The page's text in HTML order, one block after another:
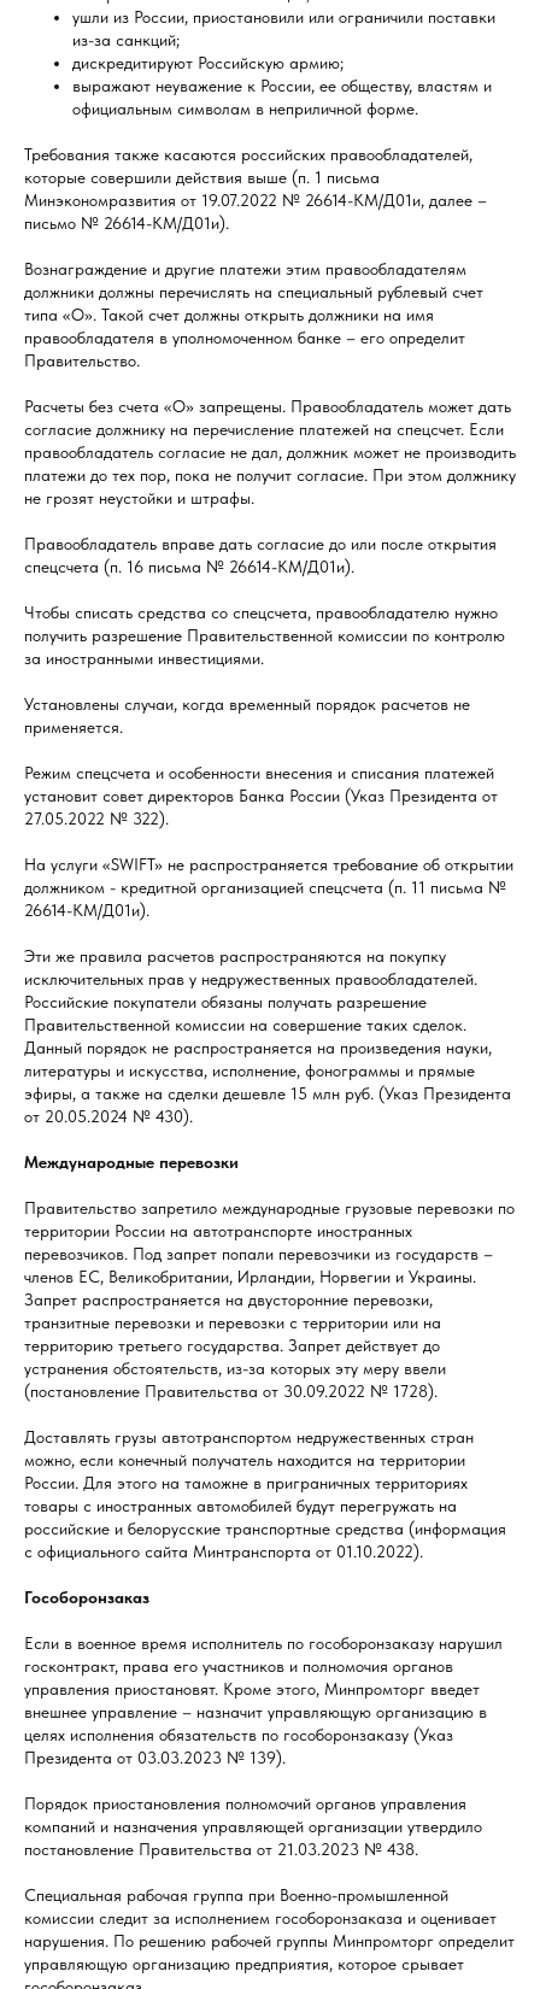
ушли из России, приостановили или ограничили поставки
из-за санкций;
дискредитируют Российскую армию;
выражают неуважение к России, ее обществу, властям и
официальным символам в неприличной форме.
Требования также касаются российских правообладателей,
которые совершили действия выше (п. 1 письма
Минэкономразвития от 19.07.2022 № 26614-КМ/Д01и, далее –
письмо № 26614-КМ/Д01и).
Вознаграждение и другие платежи этим правообладателям
должники должны перечислять на специальный рублевый счет
типа «О». Такой счет должны открыть должники на имя
правообладателя в уполномоченном банке – его определит
Правительство.
Расчеты без счета «О» запрещены. Правообладатель может дать
согласие должнику на перечисление платежей на спецсчет. Если
правообладатель согласие не дал, должник может не производить
платежи до тех пор, пока не получит согласие. При этом должнику
не грозят неустойки и штрафы.
Правообладатель вправе дать согласие до или после открытия
спецсчета (п. 16 письма № 26614-КМ/Д01и).
Чтобы списать средства со спецсчета, правообладателю нужно
получить разрешение Правительственной комиссии по контролю
за иностранными инвестициями.
Установлены случаи, когда временный порядок расчетов не
применяется.
Режим спецсчета и особенности внесения и списания платежей
установит совет директоров Банка России (Указ Президента от
27.05.2022 № 322).
На услуги «SWIFT» не распространяется требование об открытии
должником - кредитной организацией спецсчета (п. 11 письма №
26614-КМ/Д01и).
Эти же правила расчетов распространяются на покупку
исключительных прав у недружественных правообладателей.
Российские покупатели обязаны получать разрешение
Правительственной комиссии на совершение таких сделок.
Данный порядок не распространяется на произведения науки,
литературы и искусства, исполнение, фонограммы и прямые
эфиры, а также на сделки дешевле 15 млн руб. (Указ Президента
от 20.05.2024 № 430).
Международные перевозки
Правительство запретило международные грузовые перевозки по
территории России на автотранспорте иностранных
перевозчиков. Под запрет попали перевозчики из государств –
членов ЕС, Великобритании, Ирландии, Норвегии и Украины.
Запрет распространяется на двусторонние перевозки,
транзитные перевозки и перевозки с территории или на
территорию третьего государства. Запрет действует до
устранения обстоятельств, из-за которых эту меру ввели
(постановление Правительства от 30.09.2022 № 1728).
Доставлять грузы автотранспортом недружественных стран
можно, если конечный получатель находится на территории
России. Для этого на таможне в приграничных территориях
товары с иностранных автомобилей будут перегружать на
российские и белорусские транспортные средства (информация
с официального сайта Минтранспорта от 01.10.2022).
Гособоронзаказ
Если в военное время исполнитель по гособоронзаказу нарушил
госконтракт, права его участников и полномочия органов
управления приостановят. Кроме этого, Минпромторг введет
внешнее управление – назначит управляющую организацию в
целях исполнения обязательств по гособоронзаказу (Указ
Президента от 03.03.2023 № 139).
Порядок приостановления полномочий органов управления
компаний и назначения управляющей организации утвердило
постановление Правительства от 21.03.2023 № 438.
Специальная рабочая группа при Военно-промышленной
комиссии следит за исполнением гособоронзаказа и оценивает
нарушения. По решению рабочей группы Минпромторг определит
управляющую организацию предприятия, которое срывает